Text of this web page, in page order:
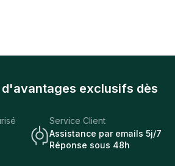
exclusifs dès
Service Client
Assistance par emails 5j/7
Réponse sous 48h